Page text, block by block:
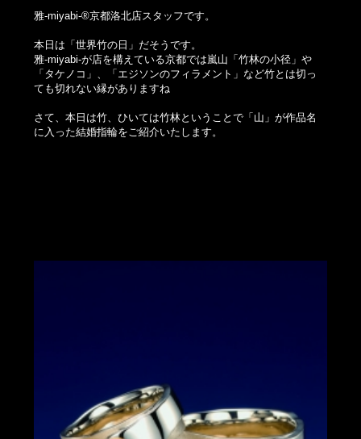
雅-miyabi-®京都洛北店スタッフです。
本日は「世界竹の日」だそうです。
雅-miyabi-が店を構えている京都では嵐山「竹林の小径」や
「タケノコ」、「エジソンのフィラメント」など竹とは切っ
ても切れない縁がありますね
さて、本日は竹、ひいては竹林ということで「山」が作品名
に入った結婚指輪をご紹介いたします。